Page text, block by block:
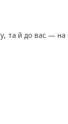
та й до вас — на